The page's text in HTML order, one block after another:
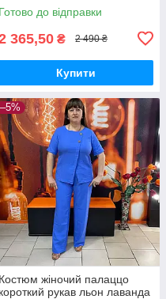
Готово до відправки
365,50 ₴ 2 490 ₴
Купити
–5%
Костюм жіночий палаццо
короткий рукав льон лаванда